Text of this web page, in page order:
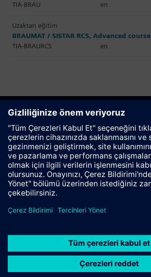
TIA-BRAU
en
Uzaktan eğitim
BRAUMAT / SISTAR RCS, Advanced course
TIA-BRAURCS
en
Bu sayfayı tavsiye et
İletişim
Corporate Information
Digital ID
Whistleblowing